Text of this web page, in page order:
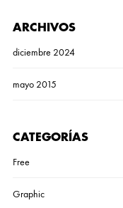
ARCHIVOS
diciembre 2024
mayo 2015
CATEGORÍAS
Free
Graphic